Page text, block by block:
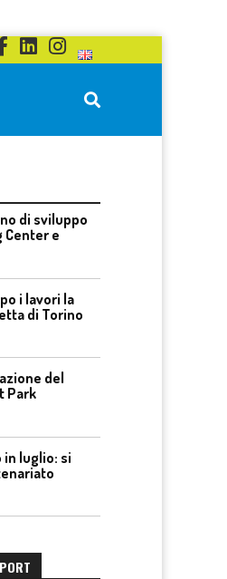
di sviluppo
Center e
i lavori la
di Torino
del
Park
in luglio: si